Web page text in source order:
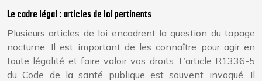
Le cadre légal : articles de loi pertinents
Plusieurs articles de loi encadrent la question du tapage
nocturne. Il est important de les connaître pour agir en
toute légalité et faire valoir vos droits. L’article R1336-5
du Code de la santé publique est souvent invoqué. Il